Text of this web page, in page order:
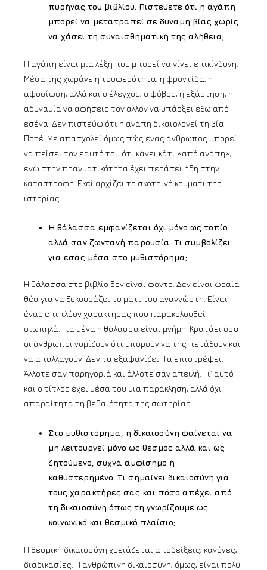
πυρήνας του βιβλίου. Πιστεύετε ότι η αγάπη
μπορεί να μετατραπεί σε δύναμη βίας χωρίς
να χάσει τη συναισθηματική της αλήθεια;
Η αγάπη είναι μια λέξη που μπορεί να γίνει επικίνδυνη.
Μέσα της χωράνε η τρυφερότητα, η φροντίδα, η
αφοσίωση, αλλά και ο έλεγχος, ο φόβος, η εξάρτηση, η
αδυναμία να αφήσεις τον άλλον να υπάρξει έξω από
εσένα. Δεν πιστεύω ότι η αγάπη δικαιολογεί τη βία.
Ποτέ. Με απασχολεί όμως πώς ένας άνθρωπος μπορεί
να πείσει τον εαυτό του ότι κάνει κάτι «από αγάπη»,
ενώ στην πραγματικότητα έχει περάσει ήδη στην
καταστροφή. Εκεί αρχίζει το σκοτεινό κομμάτι της
ιστορίας.
Η θάλασσα εμφανίζεται όχι μόνο ως τοπίο
αλλά σαν ζωντανή παρουσία. Τι συμβολίζει
για εσάς μέσα στο μυθιστόρημα;
Η θάλασσα στο βιβλίο δεν είναι φόντο. Δεν είναι ωραία
θέα για να ξεκουράζει το μάτι του αναγνώστη. Είναι
ένας επιπλέον χαρακτήρας που παρακολουθεί
σιωπηλά. Για μένα η θάλασσα είναι μνήμη. Κρατάει όσα
οι άνθρωποι νομίζουν ότι μπορούν να της πετάξουν και
να απαλλαγούν. Δεν τα εξαφανίζει. Τα επιστρέφει.
Άλλοτε σαν παρηγοριά και άλλοτε σαν απειλή. Γι’ αυτό
και ο τίτλος έχει μέσα του μια παράκληση, αλλά όχι
απαραίτητα τη βεβαιότητα της σωτηρίας.
Στο μυθιστόρημα, η δικαιοσύνη φαίνεται να
μη λειτουργεί μόνο ως θεσμός αλλά και ως
ζητούμενο, συχνά αμφίσημο ή
καθυστερημένο. Τι σημαίνει δικαιοσύνη για
τους χαρακτήρες σας και πόσο απέχει από
τη δικαιοσύνη όπως τη γνωρίζουμε ως
κοινωνικό και θεσμικό πλαίσιο;
Η θεσμική δικαιοσύνη χρειάζεται αποδείξεις, κανόνες,
διαδικασίες. Η ανθρώπινη δικαιοσύνη, όμως, είναι πολύ